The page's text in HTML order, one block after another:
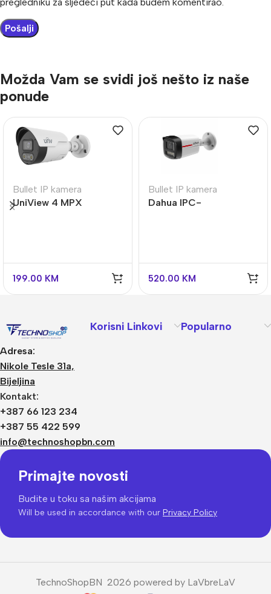
Možda Vam se svidi još nešto iz naše
ponude
Bullet IP kamera
UniView 4 MPX
199.00 KM
Bullet IP kamera
Dahua IPC-
520.00 KM
Adresa:
Nikole Tesle 31a,
Bijeljina
Kontakt:
+387 66 123 234
+387 55 422 599
info@technoshopbn.com
Korisni Linkovi Popularno
Primajte novosti
Budite u toku sa našim akcijama
Will be used in accordance with our Privacy Policy
TechnoShopBN 2026 powered by LaVbreLaV